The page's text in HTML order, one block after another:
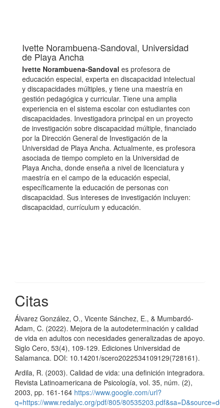
Ivette Norambuena-Sandoval, Universidad
de Playa Ancha
Ivette Norambuena-Sandoval es profesora de
educación especial, experta en discapacidad intelectual
y discapacidades múltiples, y tiene una maestría en
gestión pedagógica y curricular. Tiene una amplia
experiencia en el sistema escolar con estudiantes con
discapacidades. Investigadora principal en un proyecto
de investigación sobre discapacidad múltiple, financiado
por la Dirección General de Investigación de la
Universidad de Playa Ancha. Actualmente, es profesora
asociada de tiempo completo en la Universidad de
Playa Ancha, donde enseña a nivel de licenciatura y
maestría en el campo de la educación especial,
específicamente la educación de personas con
discapacidad. Sus intereses de investigación incluyen:
discapacidad, currículum y educación.
Citas
Álvarez González, O., Vicente Sánchez, E., & Mumbardó-
Adam, C. (2022). Mejora de la autodeterminación y calidad
de vida en adultos con necesidades generalizadas de apoyo.
Siglo Cero, 53(4), 109-129. Ediciones Universidad de
Salamanca. DOI: 10.14201/scero2022534109129(728161).
Ardila, R. (2003). Calidad de vida: una definición integradora.
Revista Latinoamericana de Psicología, vol. 35, núm. (2),
2003, pp. 161-164 https://www.google.com/url?
q=https://www.redalyc.org/pdf/805/